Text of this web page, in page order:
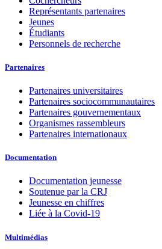
Représentants partenaires
Jeunes
Étudiants
Personnels de recherche
Partenaires
Partenaires universitaires
Partenaires sociocommunautaires
Partenaires gouvernementaux
Organismes rassembleurs
Partenaires internationaux
Documentation
Documentation jeunesse
Soutenue par la CRJ
Jeunesse en chiffres
Liée à la Covid-19
Multimédias